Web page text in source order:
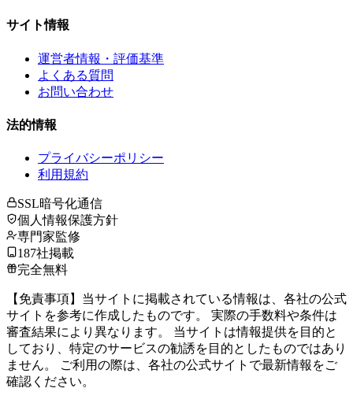
サイト情報
運営者情報・評価基準
よくある質問
お問い合わせ
法的情報
プライバシーポリシー
利用規約
SSL暗号化通信
個人情報保護方針
専門家監修
187社掲載
完全無料
【免責事項】当サイトに掲載されている情報は、各社の公式
サイトを参考に作成したものです。 実際の手数料や条件は
審査結果により異なります。 当サイトは情報提供を目的と
しており、特定のサービスの勧誘を目的としたものではあり
ません。 ご利用の際は、各社の公式サイトで最新情報をご
確認ください。